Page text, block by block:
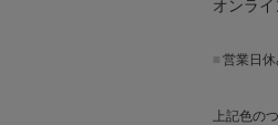
オンラ
営業日
上記色の